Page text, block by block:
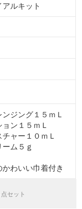
ルキット
ジング１５ｍＬ
ン１５ｍＬ
ャー１０ｍＬ
ム５ｇ
わいい巾着付き
セット